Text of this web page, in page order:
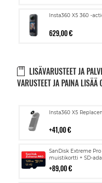
Insta360 X5 360 -
629,00 €
LISÄVARUSTEET JA
VARUSTEET JA PAINA LISÄÄ
Insta360 X5
41,00 €
Lisää
SanDisk Extreme
muistikortti + SD-
89,00 €
Lisää
ostoskoriin